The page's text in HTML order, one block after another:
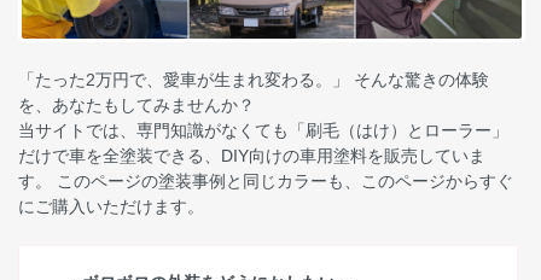
「たった2万円で、愛車が生まれ変わる。」 そんな驚きの体験
を、あなたもしてみませんか？
当サイトでは、専門知識がなくても「刷毛（はけ）とローラー」
だけで車を全塗装できる、DIY向けの車用塗料を販売していま
す。 このページの塗装事例と同じカラーも、このページからすぐ
にご購入いただけます。